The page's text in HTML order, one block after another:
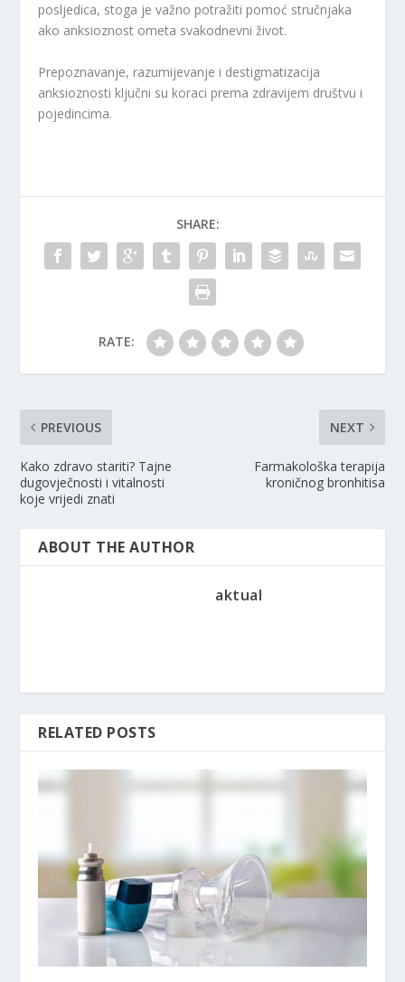
posljedica, stoga je važno potražiti pomoć stručnjaka
ako anksioznost ometa svakodnevni život.
Prepoznavanje, razumijevanje i destigmatizacija
anksioznosti ključni su koraci prema zdravijem društvu i
pojedincima.
SHARE:
RATE:
PREVIOUS
Kako zdravo stariti? Tajne
dugovječnosti i vitalnosti
koje vrijedi znati
NEXT
Farmakološka terapija
kroničnog bronhitisa
ABOUT THE AUTHOR
aktual
RELATED POSTS